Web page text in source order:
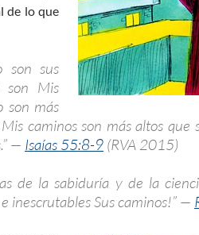
de lo que
son sus
son Mis
son más
caminos son más altos que
— Isaías 55:8-9 (RVA 2015)
de la sabiduría y de la
inescrutables Sus caminos!” —